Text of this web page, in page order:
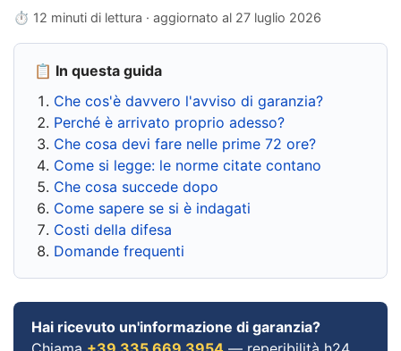
⏱ 12 minuti di lettura · aggiornato al 27 luglio 2026
📋 In questa guida
Che cos'è davvero l'avviso di garanzia?
Perché è arrivato proprio adesso?
Che cosa devi fare nelle prime 72 ore?
Come si legge: le norme citate contano
Che cosa succede dopo
Come sapere se si è indagati
Costi della difesa
Domande frequenti
Hai ricevuto un'informazione di garanzia?